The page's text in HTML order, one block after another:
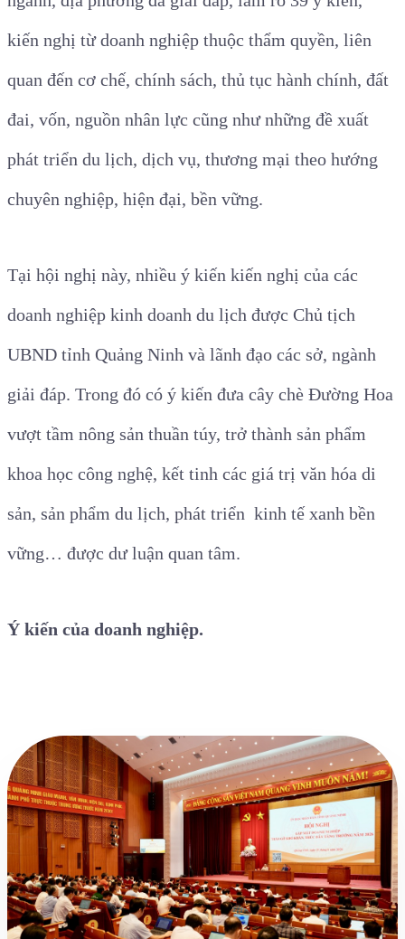
kiến nghị từ doanh nghiệp thuộc thẩm quyền, liên
quan đến cơ chế, chính sách, thủ tục hành chính, đất
đai, vốn, nguồn nhân lực cũng như những đề xuất
phát triển du lịch, dịch vụ, thương mại theo hướng
chuyên nghiệp, hiện đại, bền vững.
Tại hội nghị này, nhiều ý kiến kiến nghị của các
doanh nghiệp kinh doanh du lịch được Chủ tịch
UBND tỉnh Quảng Ninh và lãnh đạo các sở, ngành
giải đáp. Trong đó có ý kiến đưa cây chè Đường Hoa
vượt tầm nông sản thuần túy, trở thành sản phẩm
khoa học công nghệ, kết tinh các giá trị văn hóa di
sản, sản phẩm du lịch, phát triển kinh tế xanh bền
vững… được dư luận quan tâm.
Ý kiến của doanh nghiệp.